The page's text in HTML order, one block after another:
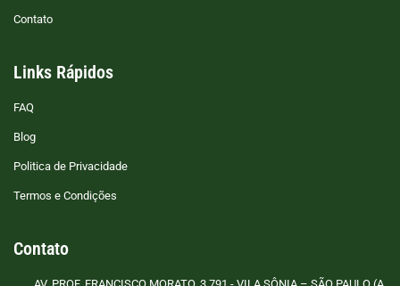
Contato
Links Rápidos
FAQ
Blog
Politica de Privacidade
Termos e Condições
Contato